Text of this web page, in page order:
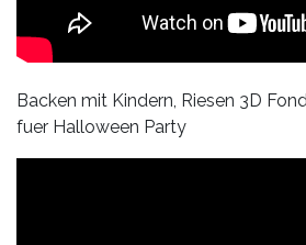
Backen mit Kindern, Riesen 3D
fuer Halloween Party